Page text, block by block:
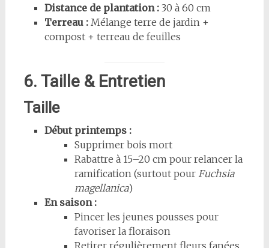
Distance de plantation :30 à 60 cm
Terreau :Mélange terre de jardin +
compost + terreau de feuilles
6. Taille & Entretien
Taille
Début printemps :
Supprimer bois mort
Rabattre à 15–20 cm pour relancer la
ramification (surtout pour Fuchsia
magellanica)
En saison :
Pincer les jeunes pousses pour
favoriser la floraison
Retirer régulièrement fleurs fanées